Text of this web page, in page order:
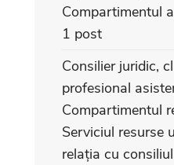
Compartimentul
1 post
Consilier juridic,
profesional
Compartimentul
Serviciul resurse
relația cu